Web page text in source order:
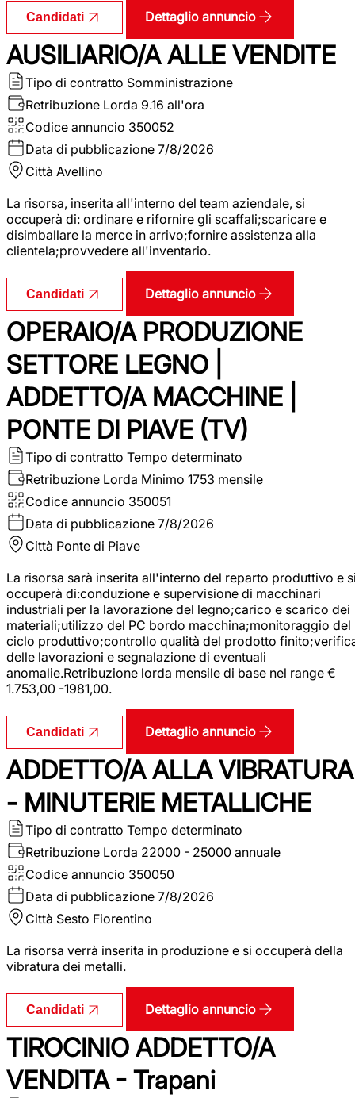
Candidati Dettaglio annuncio
AUSILIARIO/A ALLE VENDITE
Tipo di contratto Somministrazione
Retribuzione Lorda 9.16 all'ora
Codice annuncio 350052
Data di pubblicazione 7/8/2026
Città Avellino
La risorsa, inserita all'interno del team aziendale, si
occuperà di: ordinare e rifornire gli scaffali;scaricare e
disimballare la merce in arrivo;fornire assistenza alla
clientela;provvedere all'inventario.
Candidati Dettaglio annuncio
OPERAIO/A PRODUZIONE
SETTORE LEGNO |
ADDETTO/A MACCHINE |
PONTE DI PIAVE (TV)
Tipo di contratto Tempo determinato
Retribuzione Lorda Minimo 1753 mensile
Codice annuncio 350051
Data di pubblicazione 7/8/2026
Città Ponte di Piave
La risorsa sarà inserita all'interno del reparto produttivo e
occuperà di:conduzione e supervisione di macchinari
industriali per la lavorazione del legno;carico e scarico dei
materiali;utilizzo del PC bordo macchina;monitoraggio del
ciclo produttivo;controllo qualità del prodotto
delle lavorazioni e segnalazione di eventuali
anomalie.Retribuzione lorda mensile di base nel range €
1.753,00 -1981,00.
Candidati Dettaglio annuncio
ADDETTO/A ALLA VIBRATURA
- MINUTERIE METALLICHE
Tipo di contratto Tempo determinato
Retribuzione Lorda 22000 - 25000 annuale
Codice annuncio 350050
Data di pubblicazione 7/8/2026
Città Sesto Fiorentino
La risorsa verrà inserita in produzione e si occuperà della
vibratura dei metalli.
Candidati Dettaglio annuncio
TIROCINIO ADDETTO/A
VENDITA - Trapani